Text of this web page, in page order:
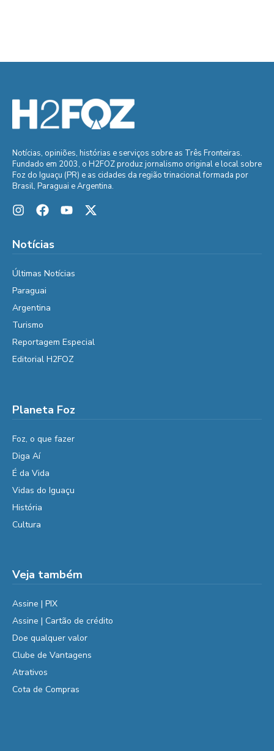
Notícias, opiniões, histórias e serviços sobre as Três Fronteiras.
Fundado em 2003, o H2FOZ produz jornalismo original e local sobre
Foz do Iguaçu (PR) e as cidades da região trinacional formada por
Brasil, Paraguai e Argentina.
Notícias
Últimas Notícias
Paraguai
Argentina
Turismo
Reportagem Especial
Editorial H2FOZ
Planeta Foz
Foz, o que fazer
Diga Aí
É da Vida
Vidas do Iguaçu
História
Cultura
Veja também
Assine | PIX
Assine | Cartão de crédito
Doe qualquer valor
Clube de Vantagens
Atrativos
Cota de Compras